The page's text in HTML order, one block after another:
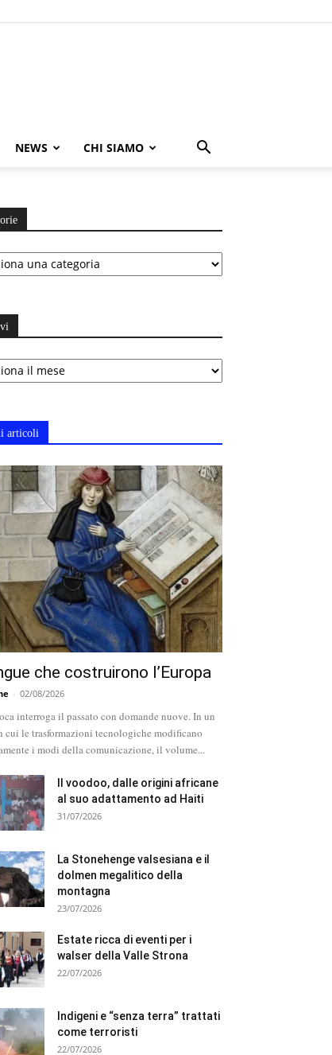
NEWS CHI SIAMO
articoli
che costruirono l’Europa
- 02/08/2026
interroga il passato con domande nuove. In un
cui le trasformazioni tecnologiche modificano
i modi della comunicazione, il volume...
Il voodoo, dalle origini africane
al suo adattamento ad Haiti
31/07/2026
La Stonehenge valsesiana e il
dolmen megalitico della
montagna
23/07/2026
Estate ricca di eventi per i
walser della Valle Strona
22/07/2026
Indigeni e “senza terra” trattati
come terroristi
22/07/2026